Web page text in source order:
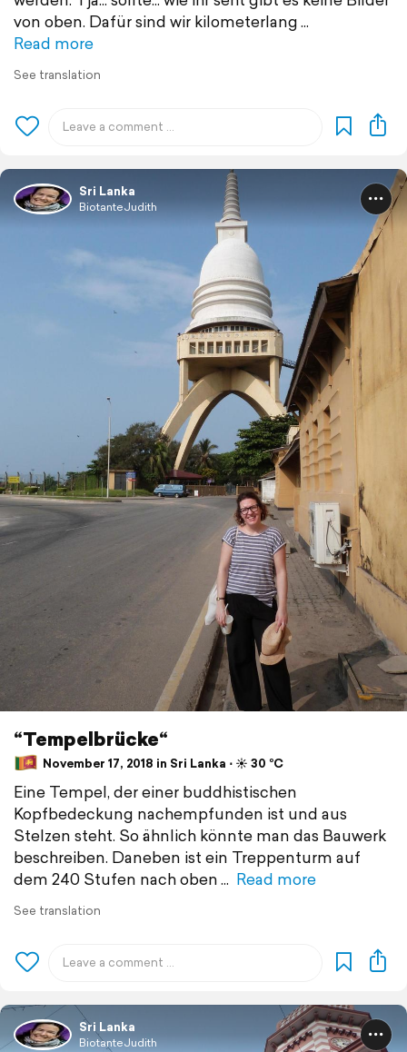
von oben. Dafür sind wir kilometerlang
Read more
See translation
Sri Lanka
BiotanteJudith
“Tempelbrücke“
November 17, 2018 in Sri Lanka ⋅ ☀️ 30 °C
Eine Tempel, der einer buddhistischen
Kopfbedeckung nachempfunden ist und aus
Stelzen steht. So ähnlich könnte man das Bauwerk
beschreiben. Daneben ist ein Treppenturm auf
dem 240 Stufen nach oben
Read more
See translation
Sri Lanka
BiotanteJudith